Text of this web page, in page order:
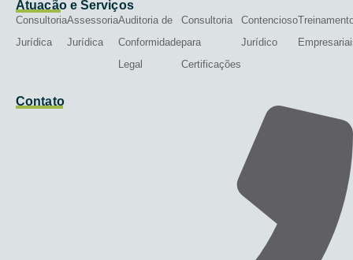
Atuação e Serviços
Consultoria
Jurídica
Assessoria
Jurídica
Auditoria de
Conformidade
Legal
Consultoria
para
Certificações
Contencioso
Jurídico
Contato